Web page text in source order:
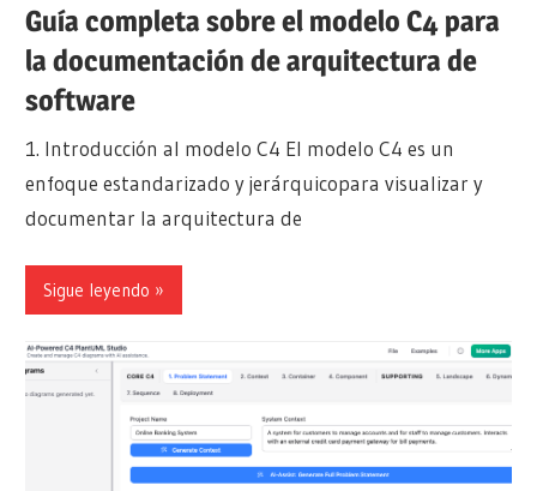
Guía completa sobre el modelo C4 para
la documentación de arquitectura de
software
1. Introducción al modelo C4 El modelo C4 es un
enfoque estandarizado y jerárquicopara visualizar y
documentar la arquitectura de
Sigue leyendo